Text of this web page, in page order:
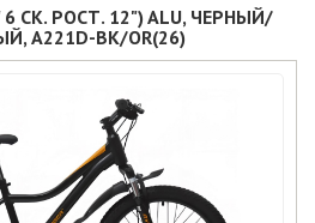
6 СК. РОСТ. 12") ALU, ЧЕРНЫЙ/
A221D-BK/OR(26)